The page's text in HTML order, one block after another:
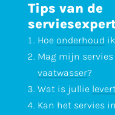
Tips van de
Hoe onderhoud
Mag mijn
vaatwasser?
Wat is jullie
Kan het servies